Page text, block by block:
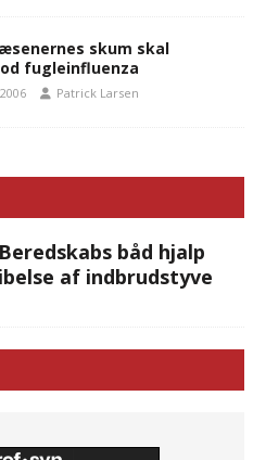
skum skal
fugleinfluenza
Patrick Larsen
båd hjalp
af indbrudstyve